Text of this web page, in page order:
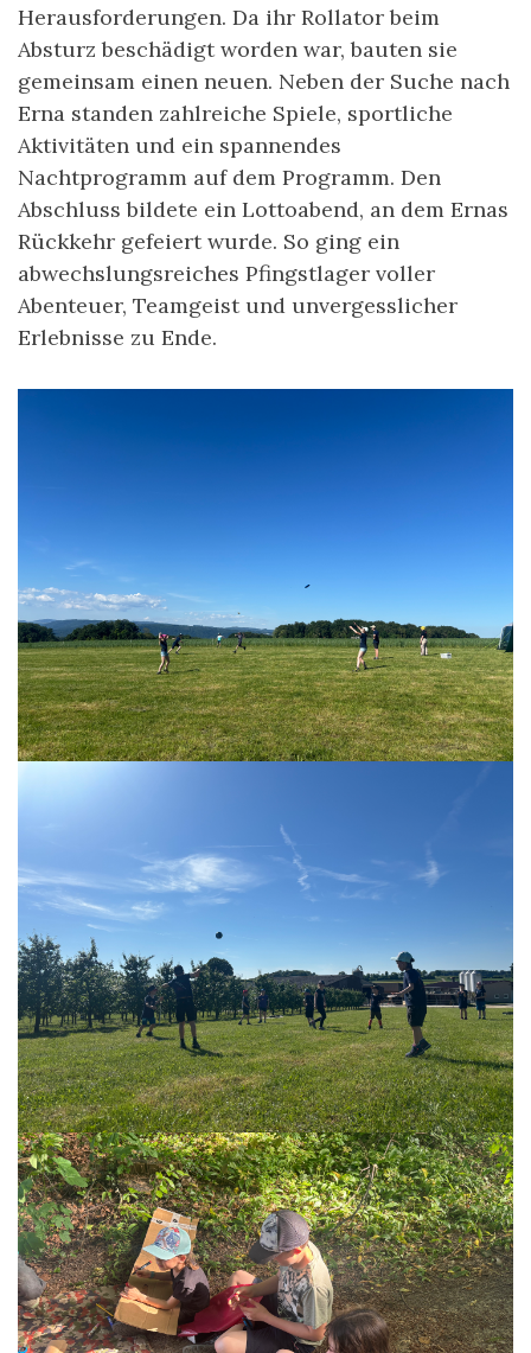
Herausforderungen. Da ihr Rollator beim
Absturz beschädigt worden war, bauten sie
gemeinsam einen neuen. Neben der Suche nach
Erna standen zahlreiche Spiele, sportliche
Aktivitäten und ein spannendes
Nachtprogramm auf dem Programm. Den
Abschluss bildete ein Lottoabend, an dem Ernas
Rückkehr gefeiert wurde. So ging ein
abwechslungsreiches Pfingstlager voller
Abenteuer, Teamgeist und unvergesslicher
Erlebnisse zu Ende.